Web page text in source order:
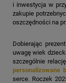
i inwestycja w
zakupie
oszczędności na
Dobierając
uwagę wiek
szczególnie
personalizowane
serce. Roczek